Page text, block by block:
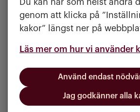
Du kan när som helst ändra
genom att klicka på
kakor” längst ner på
Läs mer om hur vi använder
Använd endast
Jag godkänner alla
Märkestagning
Barnen kan ta simmärken
Sjöhästen, Sjölejonet och
Det är gratis och fungerar
Ett särskilt tack riktar vi till
Rental som sponsrar oss